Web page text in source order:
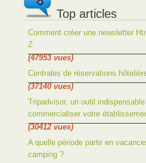
Top articles
Comment créer une newsletter
Z
(47953 vues)
Centrales de réservations
(37140 vues)
Tripadvisor, un outil indispensable
commercialiser votre
(30412 vues)
A quelle période partir en
camping ?